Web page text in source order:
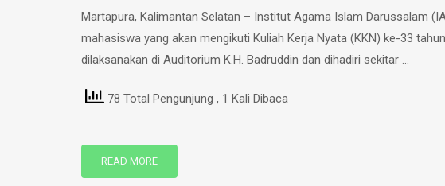
Martapura, Kalimantan Selatan – Institut Agama Islam Darussalam
mahasiswa yang akan mengikuti Kuliah Kerja Nyata (KKN) ke-33
dilaksanakan di Auditorium K.H. Badruddin dan dihadiri sekitar …
78 Total Pengunjung , 1 Kali Dibaca
READ MORE